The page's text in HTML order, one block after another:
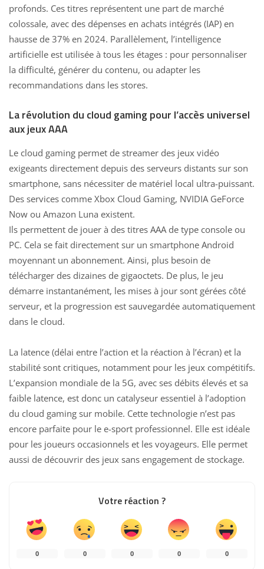
profonds. Ces titres représentent une part de marché
colossale, avec des dépenses en achats intégrés (IAP) en
hausse de 37% en 2024. Parallèlement, l’intelligence
artificielle est utilisée à tous les étages : pour personnaliser
la difficulté, générer du contenu, ou adapter les
recommandations dans les stores.
La révolution du cloud gaming pour l’accès universel
aux jeux AAA
Le cloud gaming permet de streamer des jeux vidéo
exigeants directement depuis des serveurs distants sur son
smartphone, sans nécessiter de matériel local ultra-puissant.
Des services comme Xbox Cloud Gaming, NVIDIA GeForce
Now ou Amazon Luna existent.
Ils permettent de jouer à des titres AAA de type console ou
PC. Cela se fait directement sur un smartphone Android
moyennant un abonnement. Ainsi, plus besoin de
télécharger des dizaines de gigaoctets. De plus, le jeu
démarre instantanément, les mises à jour sont gérées côté
serveur, et la progression est sauvegardée automatiquement
dans le cloud.
La latence (délai entre l’action et la réaction à l’écran) et la
stabilité sont critiques, notamment pour les jeux compétitifs.
L’expansion mondiale de la 5G, avec ses débits élevés et sa
faible latence, est donc un catalyseur essentiel à l’adoption
du cloud gaming sur mobile. Cette technologie n’est pas
encore parfaite pour le e-sport professionnel. Elle est idéale
pour les joueurs occasionnels et les voyageurs. Elle permet
aussi de découvrir des jeux sans engagement de stockage.
Votre réaction ?
0 0 0 0 0